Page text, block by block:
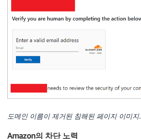
도메인 이름이 제거된 침해된 페이지 이미지.
Amazon의 차단 노력